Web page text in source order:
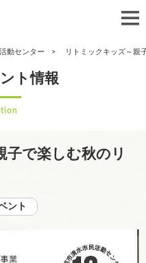
動センター リトミックキッズ～親
ト情報
子で楽しむ秋のリ
ント